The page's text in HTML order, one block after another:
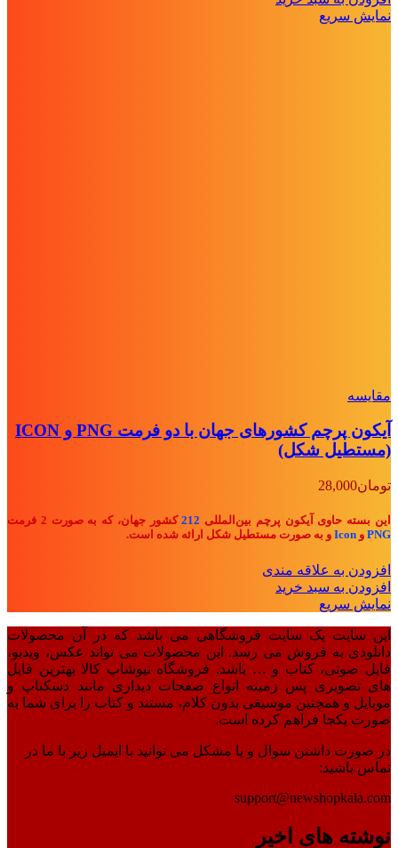
نمایش سریع
مقايسه
آیکون پرچم کشورهای جهان با دو فرمت PNG و ICON
(مستطیل شکل)
تومان28,000
این بسته حاوی آیکون پرچم بین‌المللی 212کشور جهان، که به صورت 2 فرمت
PNG و Icon و به صورت مستطیل شکل ارائه شده است.
افزودن به علاقه مندی
افزودن به سبد خرید
نمایش سریع
این سایت یک سایت فروشگاهی می باشد که در آن محصولات
دانلودی به فروش می رسد. این محصولات می تواند عکس، ویدیو،
فایل صوتی، کتاب و … باشد. فروشگاه نیوشاپ کالا بهترین فایل
های تصویری پس زمینه انواع صفحات دیداری مانند دسکتاپ و
موبایل و همچنین موسیقی بدون کلام، مستند و کتاب را برای شما به
صورت یکجا فراهم کرده است.
در صورت داشتن سوال و یا مشکل می توانید با ایمیل زیر با ما در
تماس باشید:
support@newshopkala.com
نوشته های اخیر